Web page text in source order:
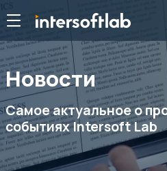
Новости
Самое актуальное о
событиях Intersoft Lab